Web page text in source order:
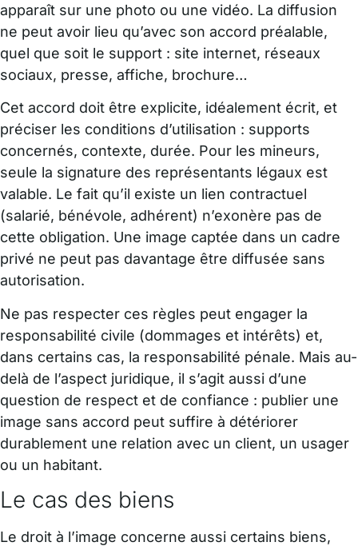
apparaît sur une photo ou une vidéo. La diffusion
ne peut avoir lieu qu’avec son accord préalable,
quel que soit le support : site internet, réseaux
sociaux, presse, affiche, brochure…
Cet accord doit être explicite, idéalement écrit, et
préciser les conditions d’utilisation : supports
concernés, contexte, durée. Pour les mineurs,
seule la signature des représentants légaux est
valable. Le fait qu’il existe un lien contractuel
(salarié, bénévole, adhérent) n’exonère pas de
cette obligation. Une image captée dans un cadre
privé ne peut pas davantage être diffusée sans
autorisation.
Ne pas respecter ces règles peut engager la
responsabilité civile (dommages et intérêts) et,
dans certains cas, la responsabilité pénale. Mais au-
delà de l’aspect juridique, il s’agit aussi d’une
question de respect et de confiance : publier une
image sans accord peut suffire à détériorer
durablement une relation avec un client, un usager
ou un habitant.
Le cas des biens
Le droit à l’image concerne aussi certains biens,